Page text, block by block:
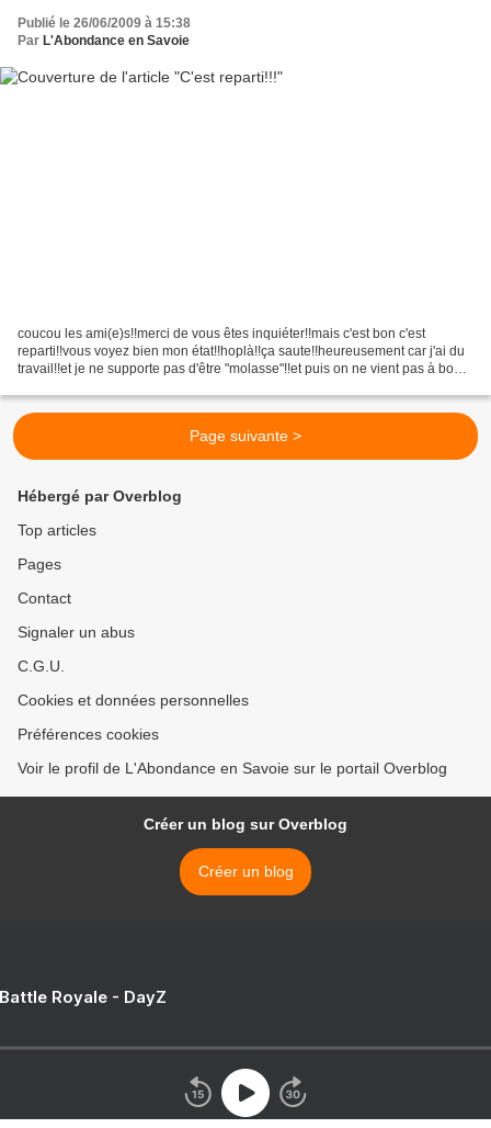
Publié le 26/06/2009 à 15:38
Par L'Abondance en Savoie
coucou les ami(e)s!!merci de vous êtes inquiéter!!mais c'est bon c'est
reparti!!vous voyez bien mon état!!hoplà!!ça saute!!heureusement car j'ai du
travail!!et je ne supporte pas d'être "molasse"!!et puis on ne vient pas à bout
Page suivante >
Hébergé par Overblog
Top articles
Pages
Contact
Signaler un abus
C.G.U.
Cookies et données personnelles
Préférences cookies
Voir le profil de L'Abondance en Savoie sur le portail Overblog
Créer un blog sur Overblog
Créer un blog
Royale - DayZ